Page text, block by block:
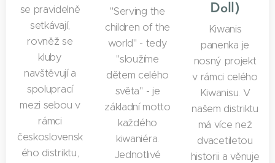
se pravidelně
setkávají,
rovněž se
kluby
navštěvují a
spoluprací
mezi sebou v
rámci
československ
ého distriktu,
"Serving the
children of the
world" - tedy
"sloužíme
dětem celého
světa" - je
základní motto
každého
kiwaniéra.
Jednotlivé
Doll)
Kiwanis
panenka je
nosný projekt
v rámci celého
Kiwanisu. V
našem distriktu
má více než
dvacetiletou
historii a věnuje